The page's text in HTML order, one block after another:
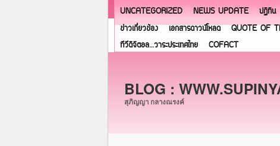
UNCATEGORIZED NEWS UPDATE ปฏิทิน
ข่าวเกี่ยวข้อง
เอกสารดาวน์โหลด QUOTE OF
ทีวีดิจิตอล…วาระประเทศไทย
COFACT
BLOG :
สุภิญญา กลางณรงค์